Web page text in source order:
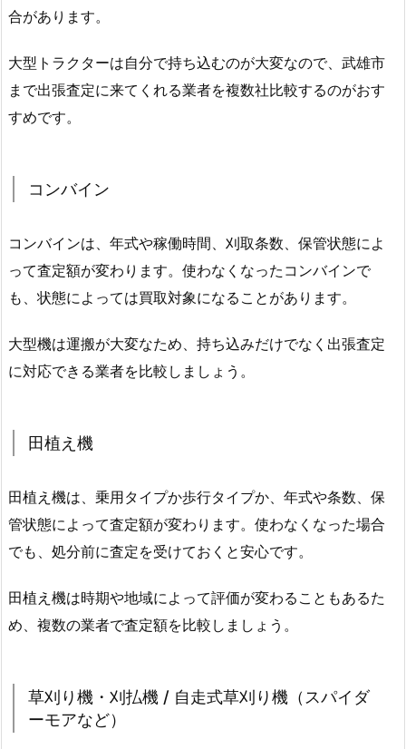
合があります。
大型トラクターは自分で持ち込むのが大変なので、武雄市
まで出張査定に来てくれる業者を複数社比較するのがおす
すめです。
コンバイン
コンバインは、年式や稼働時間、刈取条数、保管状態によ
って査定額が変わります。使わなくなったコンバインで
も、状態によっては買取対象になることがあります。
大型機は運搬が大変なため、持ち込みだけでなく出張査定
に対応できる業者を比較しましょう。
田植え機
田植え機は、乗用タイプか歩行タイプか、年式や条数、保
管状態によって査定額が変わります。使わなくなった場合
でも、処分前に査定を受けておくと安心です。
田植え機は時期や地域によって評価が変わることもあるた
め、複数の業者で査定額を比較しましょう。
草刈り機・刈払機 / 自走式草刈り機（スパイダ
ーモアなど）